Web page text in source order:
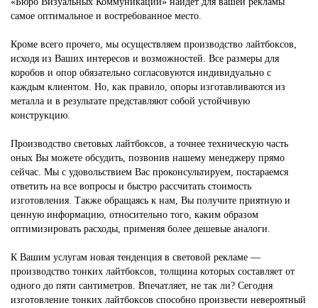
самое оптимальное и востребованное место.
Кроме всего прочего, мы осуществляем производство лайтбоксов,
исходя из Ваших интересов и возможностей. Все размеры для
коробов и опор обязательно согласовуются индивидуально с
каждым клиентом. Но, как правило, опоры изготавливаются из
металла и в результате представляют собой устойчивую
конструкцию.
Производство световых лайтбоксов, а точнее техническую часть
оных Вы можете обсудить, позвонив нашему менеджеру прямо
сейчас. Мы с удовольствием Вас проконсультируем, постараемся
ответить на все вопросы и быстро рассчитать стоимость
изготовления. Также обращаясь к нам, Вы получите приятную и
ценную информацию, относительно того, каким образом
оптимизировать расходы, применяя более дешевые аналоги.
К Вашим услугам новая тенденция в световой рекламе —
производство тонких лайтбоксов, толщина которых составляет от
одного до пяти сантиметров. Впечатляет, не так ли? Сегодня
изготовление тонких лайтбоксов способно произвести невероятный